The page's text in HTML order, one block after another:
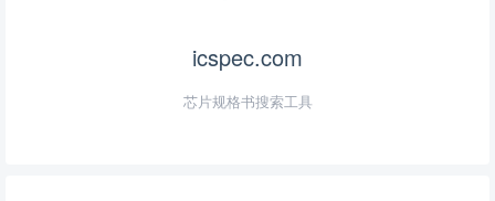
icspec.com
芯片规格书搜索工具